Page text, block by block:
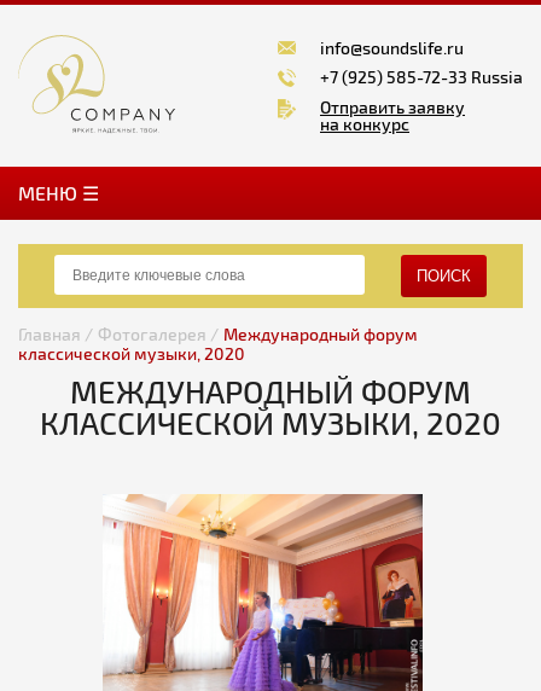
info@soundslife.ru
+7 (925) 585-72-33 Russia
Отправить заявку
на конкурс
MЕНЮ ☰
ПОИСК
Главная / Фотогалерея / Международный форум
классической музыки, 2020
МЕЖДУНАРОДНЫЙ ФОРУМ
КЛАССИЧЕСКОЙ МУЗЫКИ, 2020